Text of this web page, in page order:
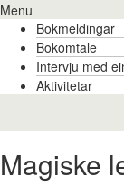
Menu
Bokmeldingar
Bokomtale
Intervju med
Aktivitetar
Magiske